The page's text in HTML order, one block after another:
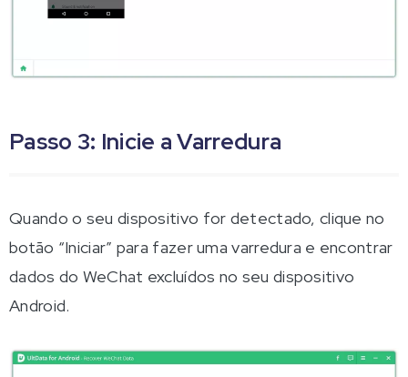
Passo 3: Inicie a Varredura
Quando o seu dispositivo for detectado, clique no
botão “Iniciar” para fazer uma varredura e encontrar
dados do WeChat excluídos no seu dispositivo
Android.